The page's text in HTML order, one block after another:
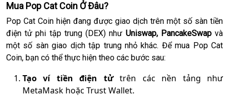
Mua Pop Cat Coin Ở Đâu?
Pop Cat Coin hiện đang được giao dịch trên một số sàn tiền
điện tử phi tập trung (DEX) như Uniswap, PancakeSwapvà
một số sàn giao dịch tập trung nhỏ khác. Để mua Pop Cat
Coin, bạn có thể thực hiện theo các bước sau:
Tạo ví tiền điện tửtrên các nền tảng như
MetaMask hoặc Trust Wallet.